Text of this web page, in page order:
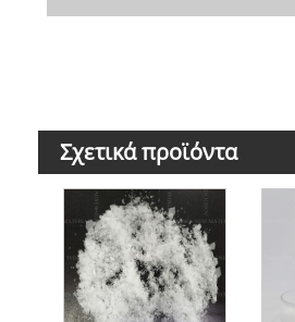
Σχετικά προϊόντα